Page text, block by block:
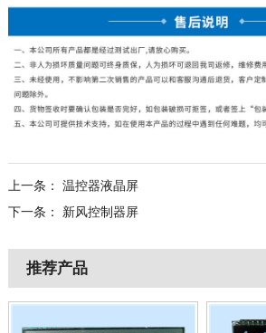
上一条： 温控器液晶屏
下一条： 新风控制器屏
推荐产品